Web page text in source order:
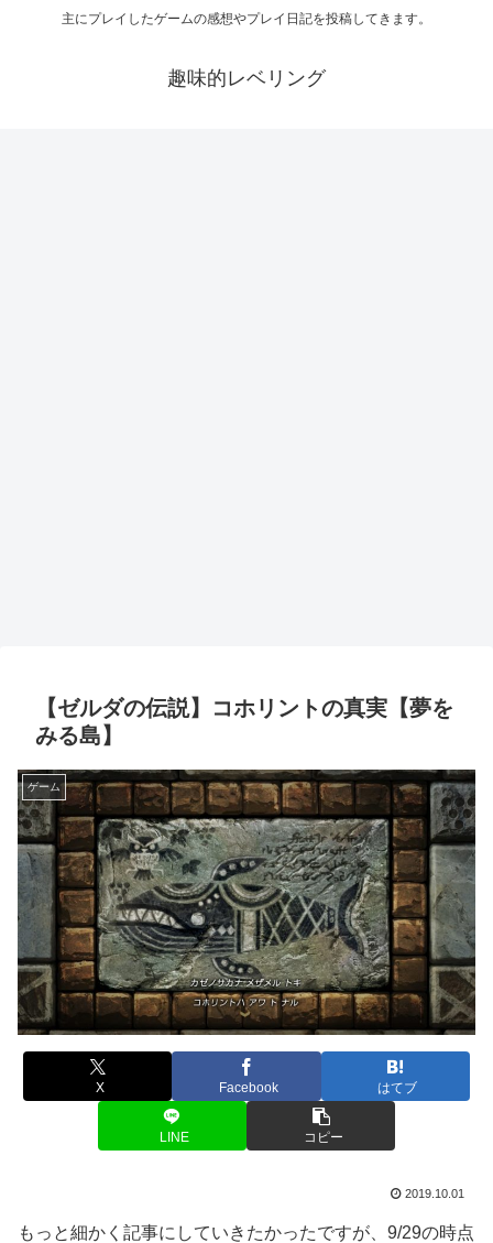
主にプレイしたゲームの感想やプレイ日記を投稿してきます。
趣味的レベリング
【ゼルダの伝説】コホリントの真実【夢を
みる島】
ゲーム
X Facebook はてブ
LINE コピー
2019.10.01
もっと細かく記事にしていきたかったですが、9/29の時点